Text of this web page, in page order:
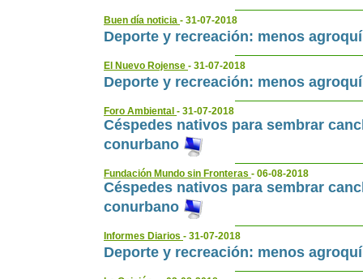
Buen día noticia - 31-07-2018
Deporte y recreación: menos
El Nuevo Rojense - 31-07-2018
Deporte y recreación: menos
Foro Ambiental - 31-07-2018
Céspedes nativos para sembrar
conurbano
Fundación Mundo sin Fronteras - 06-08-2018
Céspedes nativos para sembrar
conurbano
Informes Diarios - 31-07-2018
Deporte y recreación: menos